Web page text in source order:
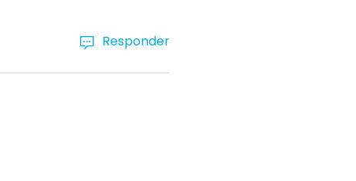
Responder